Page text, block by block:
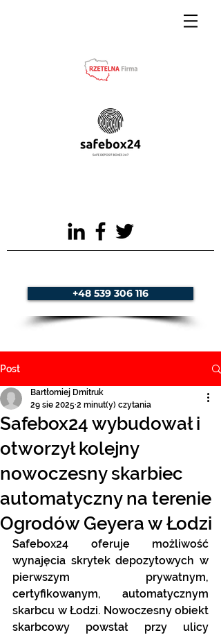
+48 539 306 116
Post
Safebox24 wybudował i
otworzył kolejny
nowoczesny skarbiec
automatyczny na terenie
Ogrodów Geyera w Łodzi
Bartłomiej Dmitruk
29 sie 2025 2 minut(y) czytania
Safebox24 oferuje możliwość
wynajęcia skrytek depozytowych w
pierwszym prywatnym,
certyfikowanym, automatycznym
skarbcu w Łodzi. Nowoczesny obiekt
skarbcowy powstał przy ulicy